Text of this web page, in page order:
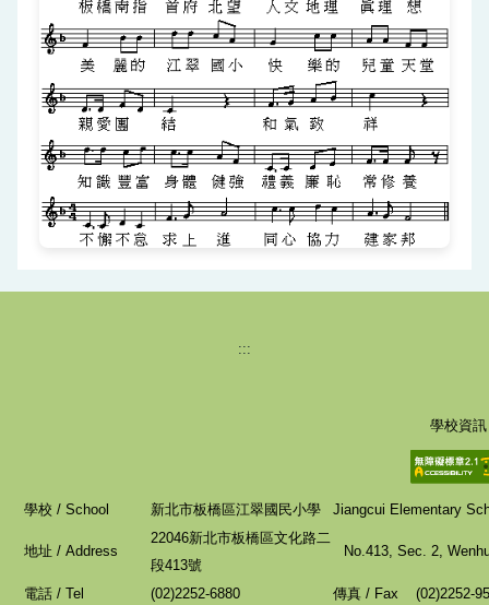
:::
學校資訊
學校 / School 新北市板橋區江翠國民小學 Jiangcui Elementary
地址 / Address
22046新北市板橋區文化路二
段413號
No.413, Sec. 2,
電話 / Tel (02)2252-6880 傳真 / Fax (02)2252-